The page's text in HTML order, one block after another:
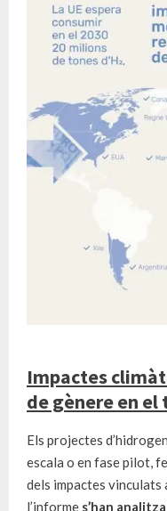
Impactes
de gènere en
Els projectes
escala o en fase pilot,
dels impactes vinculats
l’informe s’han